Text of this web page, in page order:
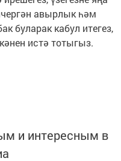
авырлык һәм
буларак кабул итегез,
истә тотыгыз.
и интересным в